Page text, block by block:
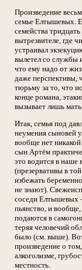
Произведение
семье Елтышевых.
семейства
вытрезвителе, где
устраивал
вылетел со службы
что ему надо от
даже перспективы,
тюрьму за то, что
конце романа,
вызывает лишь
Итак, семья под
неумения сыновей
вообще нет
сын Артём
это водится в наше
(презервативы в
избежать
не знают).
соседи Елтышевых
пьянство, и
подаются в
теряя человечий
было (см. выше).
произведение о
алкоголизме,
местность.